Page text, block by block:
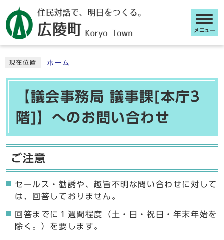
メニュー
現在位置 ホーム
【議会事務局 議事課[本庁3
階]】へのお問い合わせ
ご注意
セールス・勧誘や、趣旨不明な問い合わせに対して
は、回答しておりません。
回答までに１週間程度（土・日・祝日・年末年始を
除く。）を要します。